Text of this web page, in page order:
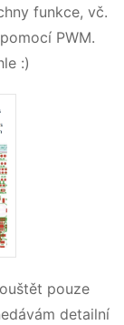
funkce, vč.
PWM.
:)
pouze
detailní